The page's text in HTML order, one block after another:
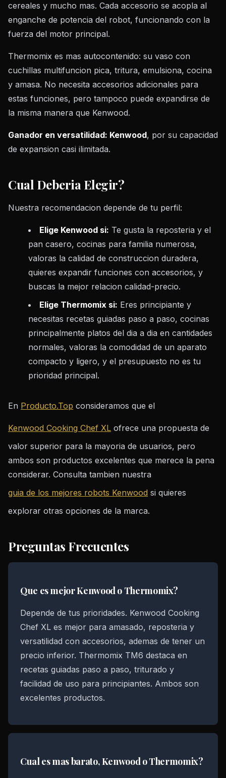
cereales y mucho mas. Cada accesorio se acopla al
enganche de potencia del robot, funcionando con la
fuerza del motor principal.
Thermomix es mas autocontenido: su vaso con
cuchillas multifuncion pica, tritura, emulsiona, cocina
y amasa. No necesita accesorios adicionales para
estas funciones, pero tampoco puede expandirse de
la misma manera que Kenwood.
Ganador en versatilidad: Kenwood, por su capacidad
de expansion casi ilimitada.
Cual Deberia Elegir?
Nuestra recomendacion depende de tu perfil:
Elige Kenwood si: Te gusta la reposteria y el
pan casero, cocinas para familia numerosa,
valoras la calidad de construccion duradera,
quieres expandir funciones con accesorios, y
buscas la mejor relacion calidad-precio.
Elige Thermomix si: Eres principiante y
necesitas recetas guiadas paso a paso, cocinas
principalmente platos del dia a dia en cantidades
normales, valoras la comodidad de un aparato
compacto y ligero, y el presupuesto no es tu
prioridad principal.
En Producto.Top consideramos que el
Kenwood Cooking Chef XL ofrece una propuesta de
valor superior para la mayoria de usuarios, pero
ambos son productos excelentes que merece la pena
considerar. Consulta tambien nuestra
guia de los mejores robots Kenwood si quieres
explorar otras opciones de la marca.
Preguntas Frecuentes
Que es mejor Kenwood o Thermomix?
Depende de tus prioridades. Kenwood Cooking
Chef XL es mejor para amasado, reposteria y
versatilidad con accesorios, ademas de tener un
precio inferior. Thermomix TM6 destaca en
recetas guiadas paso a paso, triturado y
facilidad de uso para principiantes. Ambos son
excelentes productos.
Cual es mas barato, Kenwood o Thermomix?